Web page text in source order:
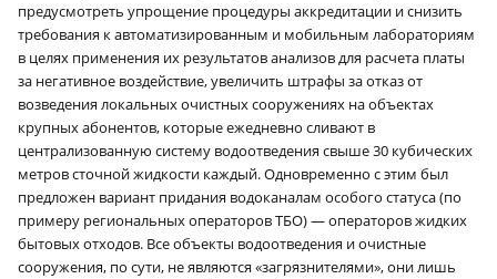
предусмотреть упрощение процедуры аккредитации и снизить
требования к автоматизированным и мобильным лабораториям
в целях применения их результатов анализов для расчета платы
за негативное воздействие, увеличить штрафы за отказ от
возведения локальных очистных сооружениях на объектах
крупных абонентов, которые ежедневно сливают в
централизованную систему водоотведения свыше 30 кубических
метров сточной жидкости каждый. Одновременно с этим был
предложен вариант придания водоканалам особого статуса (по
примеру региональных операторов ТБО) — операторов жидких
бытовых отходов. Все объекты водоотведения и очистные
сооружения, по сути, не являются «загрязнителями», они лишь